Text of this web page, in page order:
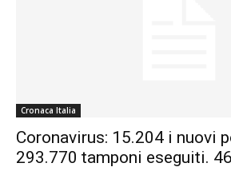
Cronaca Italia
Coronavirus: 15.204 i nuovi
293.770 tamponi eseguiti.